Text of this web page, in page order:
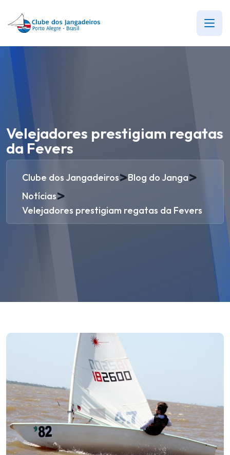
Velejadores prestigiam regatas
da Fevers
Clube dos Jangadeiros>Blog do Janga>
Notícias>
Velejadores prestigiam regatas da Fevers